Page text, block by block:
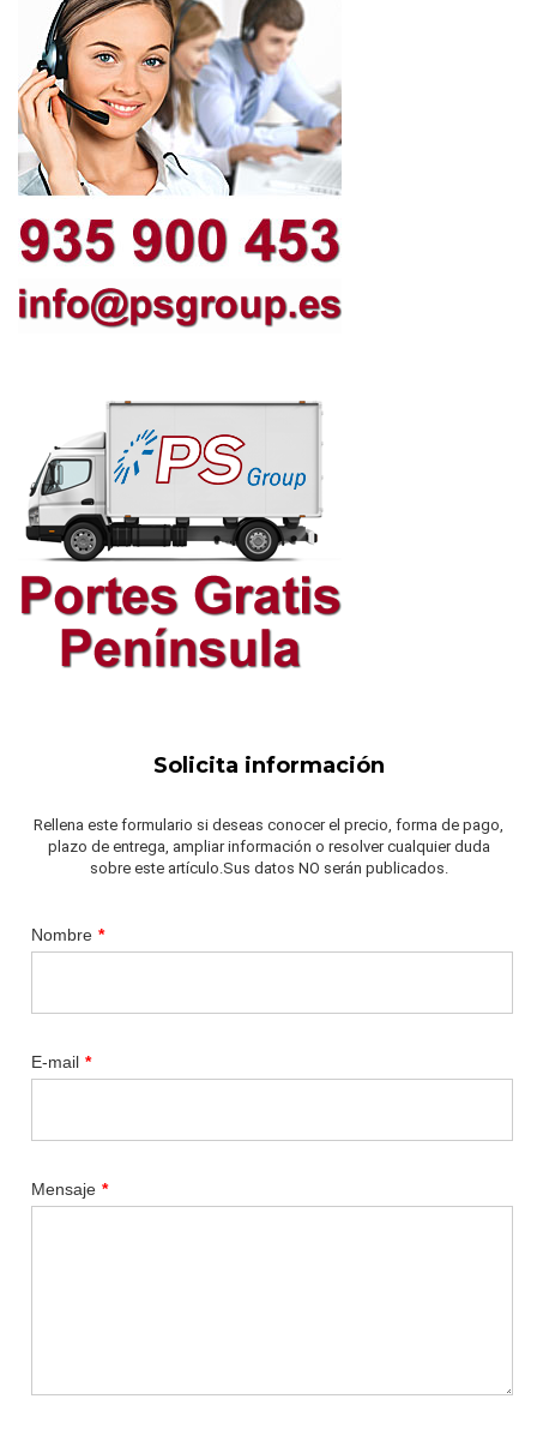
Solicita información
Rellena este formulario si deseas conocer el precio, forma de pago,
plazo de entrega, ampliar información o resolver cualquier duda
sobre este artículo.Sus datos NO serán publicados.
Nombre *
E-mail *
Mensaje *